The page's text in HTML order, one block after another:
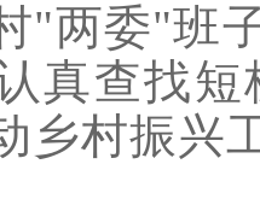
"两委"班
真查找
乡村振兴